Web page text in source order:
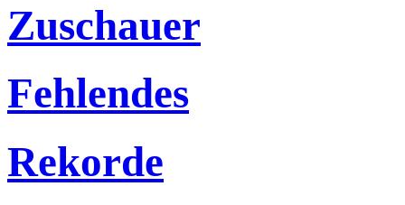
Zuschauer
Fehlendes
Rekorde